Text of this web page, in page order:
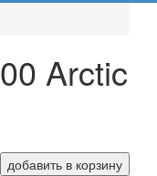
Arctic
добавить в корзину